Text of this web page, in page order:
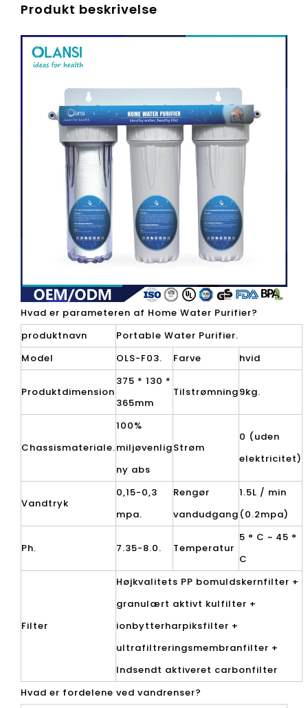
Produkt beskrivelse
Hvad er parameteren af ​​Home Water Purifier?
produktnavn
Portable Water Purifier.
Model
OLS-F03. Farve hvid
Produktdimension
375 * 130 *
365mm
Tilstrømning9kg.
Chassismateriale.
100%
miljøvenlig
ny abs
Strøm
0 (uden
elektricitet)
Vandtryk
0,15-0,3
mpa.
Rengør
vandudgang
1.5L / min
(0.2mpa)
Ph. 7.35-8.0. Temperatur
5 ° C ~ 45 °
C
Filter
Højkvalitets PP bomuldskernfilter +
granulært aktivt kulfilter +
ionbytterharpiksfilter +
ultrafiltreringsmembranfilter +
Indsendt aktiveret carbonfilter
Hvad er fordelene ved vandrenser?